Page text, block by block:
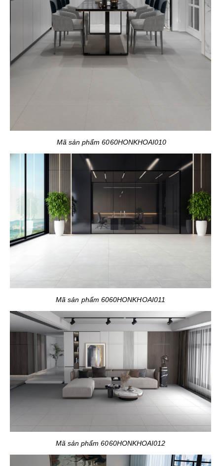
Mã sản phẩm 6060HONKHOAI010
Mã sản phẩm 6060HONKHOAI011
Mã sản phẩm 6060HONKHOAI012